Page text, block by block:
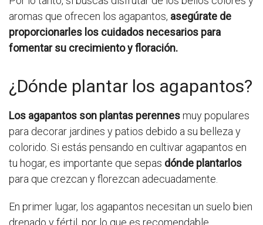
aromas que ofrecen los agapantos, asegúrate de
proporcionarles los cuidados necesarios para
fomentar su crecimiento y floración.
¿Dónde plantar los agapantos?
Los agapantos son plantas perennesmuy populares
para decorar jardines y patios debido a su belleza y
colorido. Si estás pensando en cultivar agapantos en
tu hogar, es importante que sepas dónde plantarlos
para que crezcan y florezcan adecuadamente.
En primer lugar, los agapantos necesitan un suelo bien
drenado y fértil, por lo que es recomendable